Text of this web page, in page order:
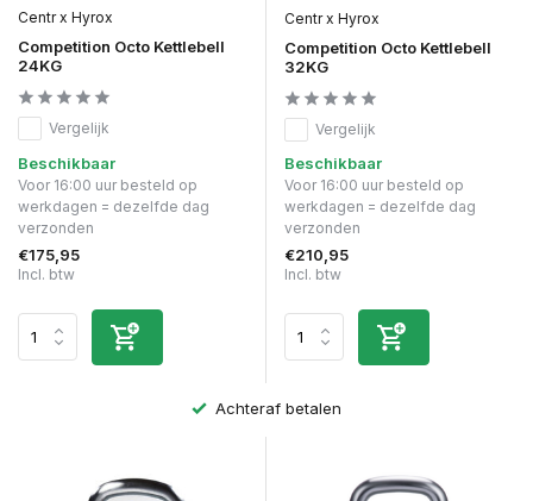
Centr x Hyrox
Competition Octo Kettlebell
24KG
Vergelijk
Beschikbaar
Voor 16:00 uur besteld op
werkdagen = dezelfde dag
verzonden
€175,95
Incl. btw
Centr x Hyrox
Competition Octo Kettlebell
32KG
Vergelijk
Beschikbaar
Voor 16:00 uur besteld op
werkdagen = dezelfde dag
verzonden
€210,95
Incl. btw
Achteraf betalen